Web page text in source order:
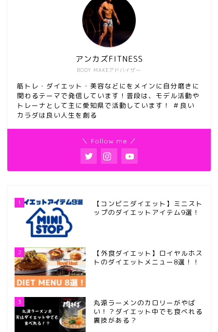
BODY MAKEアドバイザー
アンカズFITNESS
筋トレ・ダイエット・美容などにをメインに自分磨きに
関わるテーマで発信しています！普段は、モデル活動や
トレーナとして主に愛知県で活動しています！ ＃良い
カラダは良い人生を創る
＼ Follow me ／
1
【コンビニダイエット】ミニスト
ップのダイエットアイテム9選！
2
【外食ダイエット】ロイヤルホス
トのダイエットメニュー8選！！
3
丸源ラーメンのカロリーがやば
い！？ダイエット中でも食べれる
裏技がある？